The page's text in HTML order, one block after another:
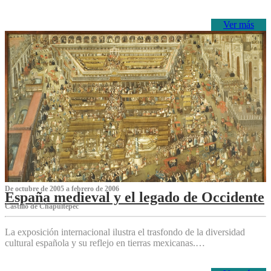
Ver más
De octubre de 2005 a febrero de 2006
España medieval y el legado de Occidente
Castillo de Chapultepec
La exposición internacional ilustra el trasfondo de la diversidad
cultural española y su reflejo en tierras mexicanas.…